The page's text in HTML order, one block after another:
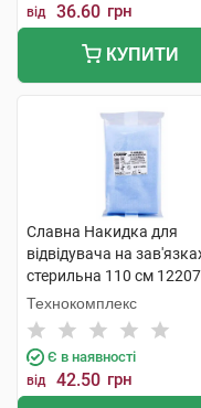
від 36.60 грн
КУПИТИ
Славна Накидка для
відвідувача на
стерильна 110 см
шт
Технокомплекс
Є в наявності
від 42.50 грн